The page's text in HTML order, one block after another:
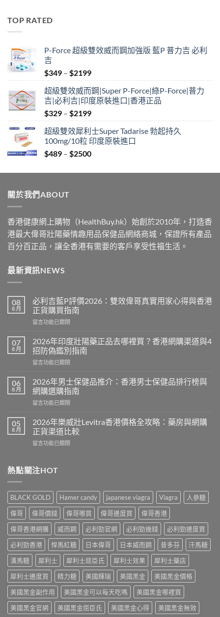
TOP RATED
P-Force 超級雙效威而鋼加強版 藍P 普力吉 必利
吉
$349 – $2199Price
$349
through
$2199
超級雙效威而鋼|Super P-Force|綠P-Force|普力
吉|必利吉|印度原裝進口|香港正品
$329 – $2199Price
$329
through
$2199
超級雙效犀利士Super Tadarise 勃起持久
100mg/10粒 印度原裝進口
$489 – $2500Price
$489
關於我們ABOUT
香港健康網上購物（HealthBuy.hk）始創於2010年，打造香
港最大偉哥壯陽藥情趣用品保健品網絡商城，保證所有產品
百分百正品，讓全香港有需要的客戶享受性福生活。
最新資訊NEWS
08
8 月
必利吉藍P評價2026：雙效偉哥真實用家心得與香港
正貨購買指南
在
利
吉
藍
P
價
2026：
雙
效
哥
真
用
得
港
正
貨
購
買
指
南〉
中
留言功能已關閉
07
8 月
2026年印度壯陽藥正品去哪裡買？香港網購渠道與4
招防偽鑑別指南
在
年
印
度
壯
藥
正
品
去
買？
網
購
渠
道
與
4
招
防
鑑
別
指
南〉
中
留言功能已關閉
06
8 月
2026年男士保健品推介：香港男士保健品排行榜與
網購選購指南
在
年
男
士
保
推
港
男
士
保
健
品
排
行
與
網
購
選
購
指
留言功能已關閉
05
8 月
2026年樂威壯Levitra香港價格全攻略：藥房與網購
正貨渠道比較
在
樂
威
Levitra
香
港
價
格
全
攻
略：
房
與
網
購
正
貨
留言功能已關閉
熱點關注HOT
BLACK GOLD Hamer candy japanese viagra Viagra
人參糖
偉哥
偉哥價錢 偉哥哪買 偉哥邊度買
偉哥香港
偉哥香港網購
威而鋼 必利勁官網 必利勁幾錢
必利勁邊度買
必利勁香港
悍馬紅糖 日本偉哥 日本威而鋼 昔多芬
汗馬糖
漢馬糖
犀利士 犀利士屈臣氏 犀利士效果
犀利士藥店
犀利士邊度買
精力糖 美國輝瑞 美國黑金
美國黑金價格
美國黑金副作用
美國黑金可以每天吃嗎
美國黑金哪裡買
美國黑金官網
美國黑金屈臣氏 美國黑金心得 美國黑金無效